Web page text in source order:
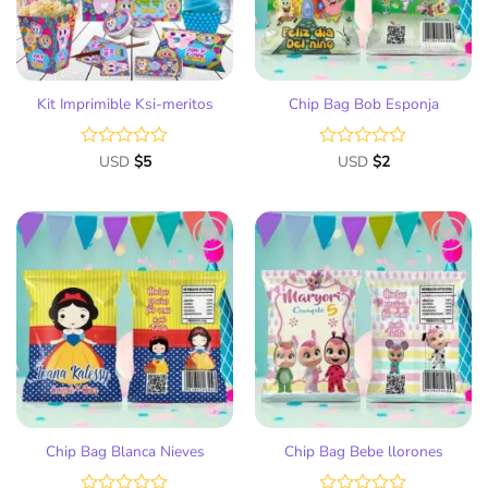
Kit Imprimible Ksi-meritos
Valorado
de
USD $5
Chip Bag Bob Esponja
Valorado
de
USD $2
Añadir
a la
lista
de
deseos
Chip Bag Blanca Nieves
Añadir
a la
lista
de
deseos
Chip Bag Bebe llorones